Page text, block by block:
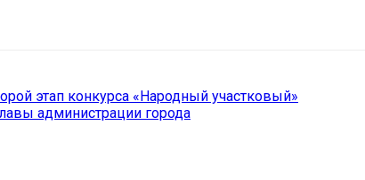
этап конкурса «Народный участковый»
администрации города